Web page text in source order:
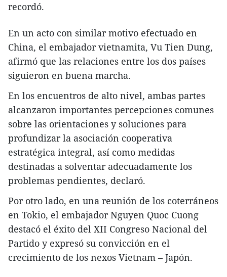
recordó.
En un acto con similar motivo efectuado en
China, el embajador vietnamita, Vu Tien Dung,
afirmó que las relaciones entre los dos países
siguieron en buena marcha.
En los encuentros de alto nivel, ambas partes
alcanzaron importantes percepciones comunes
sobre las orientaciones y soluciones para
profundizar la asociación cooperativa
estratégica integral, así como medidas
destinadas a solventar adecuadamente los
problemas pendientes, declaró.
Por otro lado, en una reunión de los coterráneos
en Tokio, el embajador Nguyen Quoc Cuong
destacó el éxito del XII Congreso Nacional del
Partido y expresó su convicción en el
crecimiento de los nexos Vietnam – Japón.